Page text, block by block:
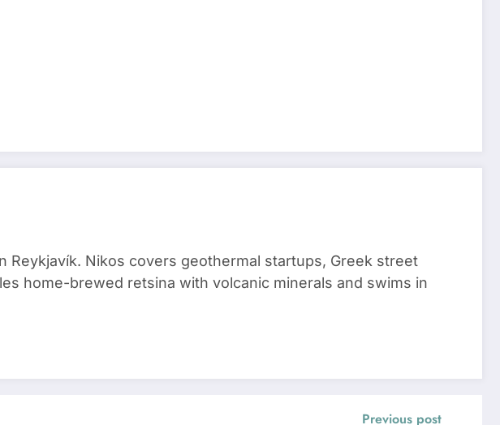
Nikos covers geothermal startups, Greek street
home-brewed retsina with volcanic minerals and swims in
Previous post